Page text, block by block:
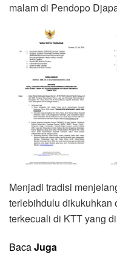
malam di Pendopo
Menjadi tradisi
terlebihdulu dikukuhkan
terkecuali di KTT yang
BacaJuga